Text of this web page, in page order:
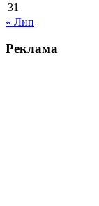
31
« Лип
Реклама